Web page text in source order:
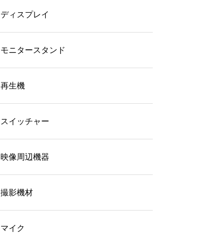
ディスプレイ
モニタースタンド
再生機
スイッチャー
映像周辺機器
撮影機材
マイク